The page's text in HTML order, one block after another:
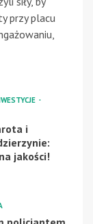
przy placu
i
jakości!